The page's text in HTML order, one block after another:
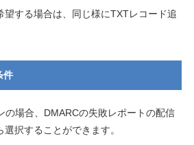
望する場合は、同じ様にTXTレコード追
件
の場合、DMARCの失敗レポートの配信
択することができます。